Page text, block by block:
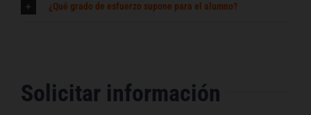
¿Qué grado de esfuerzo supone para el alumno?
Solicitar información